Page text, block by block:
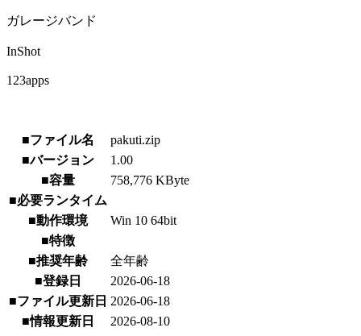
ガレージバンド
InShot
123apps
■ファイル名
pakuti.zip
■バージョン
1.00
■容量
758,776 KByte
■必要ランタイム
■動作環境
Win 10 64bit
■特徴
■推奨年齢
全年齢
■登録日
2026-06-18
■ファイル更新日 2026-06-18
■情報更新日
2026-08-10